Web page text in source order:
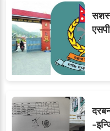
९ र दुई लेखापढी
घुससहित पक्राउ
-